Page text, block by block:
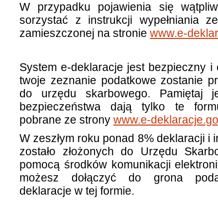
W przypadku pojawienia się
sorzystać z instrukcji wypełniania
zamieszczonej na stronie www.e-
System e-deklaracje jest bezpieczny i
twoje zeznanie podatkowe zostanie
do urzędu skarbowego. Pamiętaj
bezpieczeństwa dają tylko te
pobrane ze strony www.e-
W zeszłym roku ponad 8% deklaracji i
zostało złożonych do Urzędu
pomocą środków komunikacji
możesz dołączyć do grona
deklaracje w tej formie.